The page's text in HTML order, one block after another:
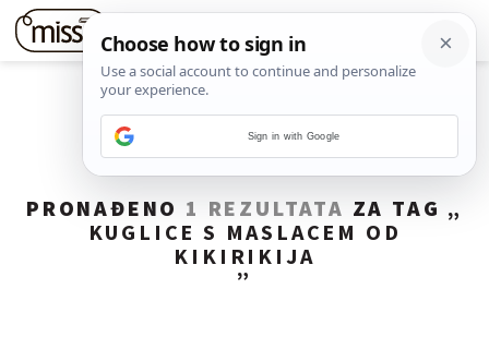
PRONAĐENO 1 REZULTATA ZA TAG „
KUGLICE S MASLACEM OD
KIKIRIKIJA
”
Sign in with Google